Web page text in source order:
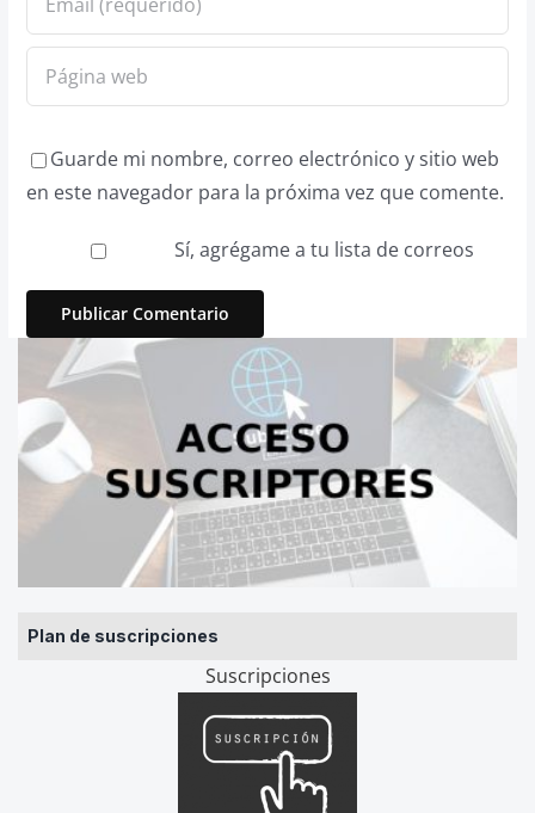
Plan de suscripciones
Suscripciones
Guarde mi nombre, correo electrónico y sitio web
en este navegador para la próxima vez que comente.
Sí, agrégame a tu lista de correos